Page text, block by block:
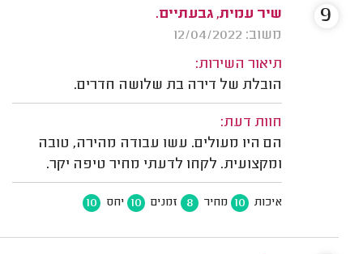
שיר עמית, גבעתיים.
משוב: 12/04/2022
תיאור השירות:
הובלת של דירה בת שלושה חדרים.
חוות דעת:
הם היו מעולים. עשו עבודה מהירה, טובה
ומקצועית. לקחו לדעתי מחיר טיפה יקר.
איכות 10 מחיר 8 זמנים 10 יחס 10
9